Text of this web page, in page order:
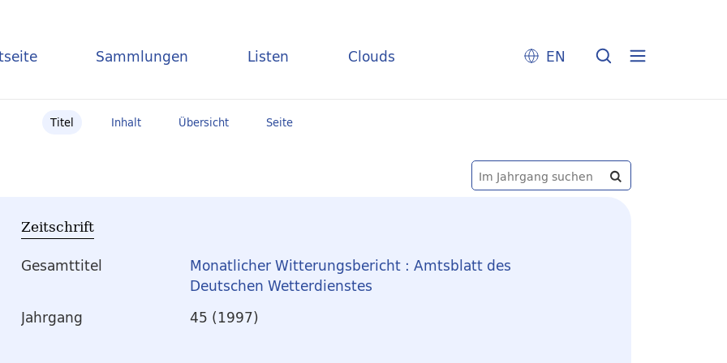
Sammlungen Listen Clouds EN
Titel Inhalt Übersicht Seite
Zeitschrift
Gesamttitel
Monatlicher Witterungsbericht : Amtsblatt des
Deutschen Wetterdienstes
Jahrgang
45 (1997)